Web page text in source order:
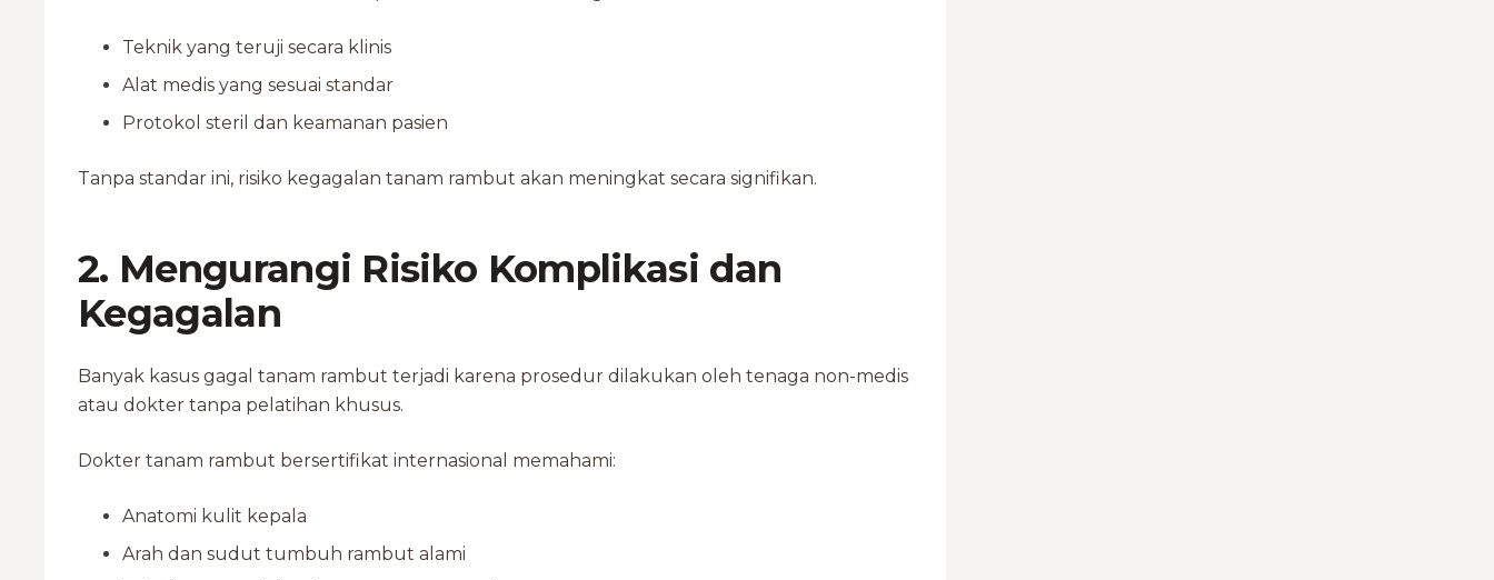
Teknik yang teruji secara klinis
Alat medis yang sesuai standar
Protokol steril dan keamanan pasien
Tanpa standar ini, risiko kegagalan tanam rambut akan meningkat secara signifikan.
2. Mengurangi Risiko Komplikasi dan
Kegagalan
Banyak kasus gagal tanam rambut terjadi karena prosedur dilakukan oleh tenaga non-medis
atau dokter tanpa pelatihan khusus.
Dokter tanam rambut bersertifikat internasional memahami:
Anatomi kulit kepala
Arah dan sudut tumbuh rambut alami